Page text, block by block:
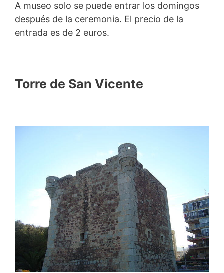
A museo solo se puede entrar los domingos
después de la ceremonia. El precio de la
entrada es de 2 euros.
Torre de San Vicente